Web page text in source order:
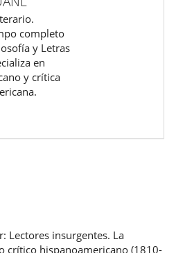
completo
y Letras
en
y crítica
Lectores insurgentes. La
crítico hispanoamericano (1810-